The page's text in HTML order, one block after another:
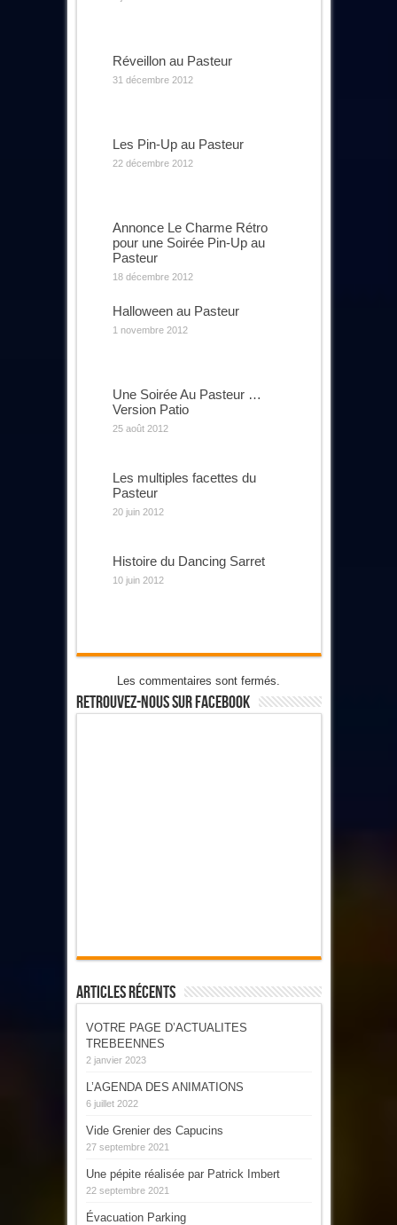
Réveillon au Pasteur
31 décembre 2012
Les Pin-Up au Pasteur
22 décembre 2012
Annonce Le Charme Rétro
pour une Soirée Pin-Up au
Pasteur
18 décembre 2012
Halloween au Pasteur
1 novembre 2012
Une Soirée Au Pasteur …
Version Patio
25 août 2012
Les multiples facettes du
Pasteur
20 juin 2012
Histoire du Dancing Sarret
10 juin 2012
Les commentaires sont fermés.
Retrouvez-Nous Sur Facebook
Articles Récents
VOTRE PAGE D’ACTUALITES
TREBEENNES
2 janvier 2023
L’AGENDA DES ANIMATIONS
6 juillet 2022
Vide Grenier des Capucins
27 septembre 2021
Une pépite réalisée par Patrick Imbert
22 septembre 2021
Évacuation Parking